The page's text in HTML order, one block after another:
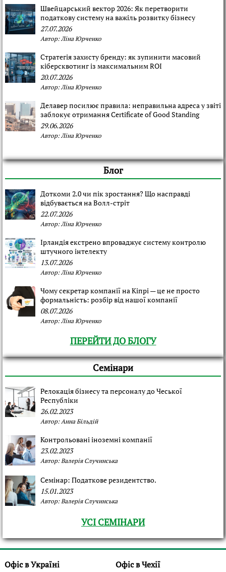
Швейцарський вектор 2026: Як перетворити
податкову систему на важіль розвитку бізнесу
27.07.2026
Автор:Ліна Юрченко
Стратегія захисту бренду: як зупинити масовий
кіберсквотинг із максимальним ROI
20.07.2026
Автор:Ліна Юрченко
Делавер посилює правила: неправильна адреса у звіті
заблокує отримання Certificate of Good Standing
29.06.2026
Автор:Ліна Юрченко
Блог
Доткоми 2.0 чи пік зростання? Що насправді
відбувається на Волл-стріт
22.07.2026
Автор:Ліна Юрченко
Ірландія екстрено впроваджує систему контролю
штучного інтелекту
13.07.2026
Автор:Ліна Юрченко
Чому секретар компанії на Кіпрі — це не просто
формальність: розбір від нашої компанії
08.07.2026
Автор:Ліна Юрченко
ПЕРЕЙТИ ДО БЛОГУ
Семінари
Релокація бізнесу та персоналу до Чеської
Республіки
26.02.2023
Автор:Анна Більдій
Контрольовані іноземні компанії
23.02.2023
Автор:Валерія Случинська
Семінар: Податкове резидентство.
15.01.2023
Автор:Валерія Случинська
УСІ СЕМІНАРИ
Офіс в Україні Офіс в Чехії